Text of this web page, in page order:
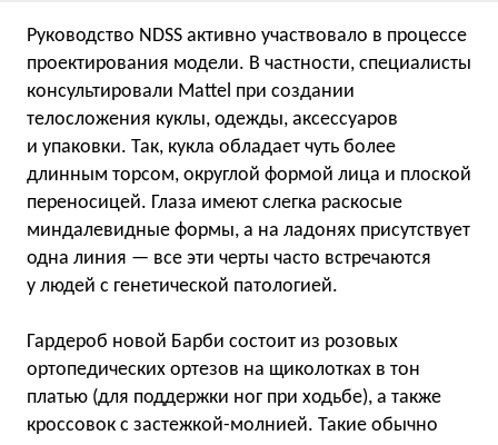
Руководство NDSS активно участвовало в процессе
проектирования модели. В частности, специалисты
консультировали Mattel при создании
телосложения куклы, одежды, аксессуаров
и упаковки. Так, кукла обладает чуть более
длинным торсом, округлой формой лица и плоской
переносицей. Глаза имеют слегка раскосые
миндалевидные формы, а на ладонях присутствует
одна линия — все эти черты часто встречаются
у людей с генетической патологией.
Гардероб новой Барби состоит из розовых
ортопедических ортезов на щиколотках в тон
платью (для поддержки ног при ходьбе), а также
кроссовок с застежкой-молнией. Такие обычно